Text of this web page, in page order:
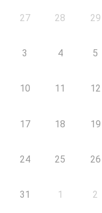
27 28 29
3 4 5
10 11 12
17 18 19
24 25 26
31 1 2